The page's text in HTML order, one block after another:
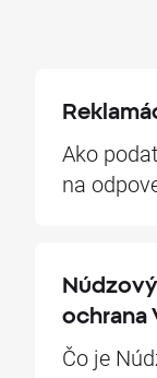
Ako
na
ochrana
Čo je